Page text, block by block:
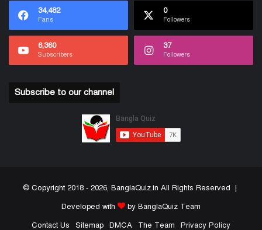
34,482
Fans
0
Followers
6,360
Subscribers
37
Followers
Subscribe to our channel
© Copyright 2018 - 2026, BanglaQuiz.in All Rights Reserved |
Developed with
by BanglaQuiz Team
Contact Us
Sitemap DMCA The Team Privacy Policy